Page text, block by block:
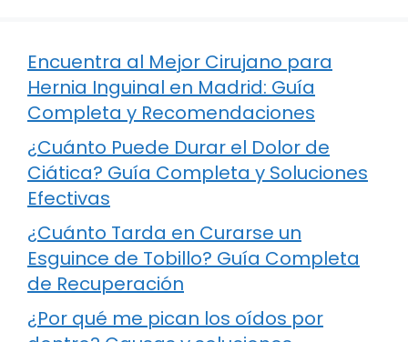
Encuentra al Mejor Cirujano para
Hernia Inguinal en Madrid: Guía
Completa y Recomendaciones
¿Cuánto Puede Durar el Dolor de
Ciática? Guía Completa y Soluciones
Efectivas
¿Cuánto Tarda en Curarse un
Esguince de Tobillo? Guía Completa
de Recuperación
¿Por qué me pican los oídos por